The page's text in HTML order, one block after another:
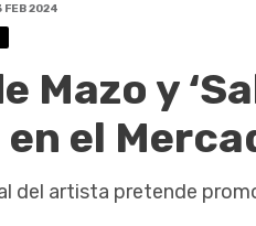
FEB 2024
Mazo y
el
del artista pretende